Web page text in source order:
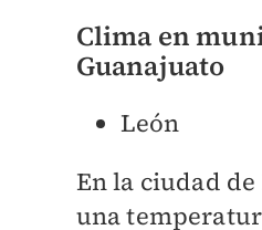
Clima en
Guanajuato
León
En la ciudad de
una